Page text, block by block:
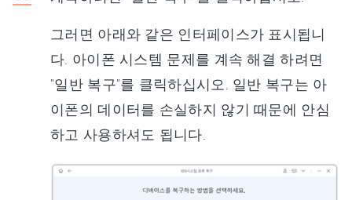
그러면 아래와 같은 인터페이스가 표시됩니
다. 아이폰 시스템 문제를 계속 해결 하려면
"일반 복구"를 클릭하십시오. 일반 복구는 아
이폰의 데이터를 손실하지 않기 때문에 안심
하고 사용하셔도 됩니다.